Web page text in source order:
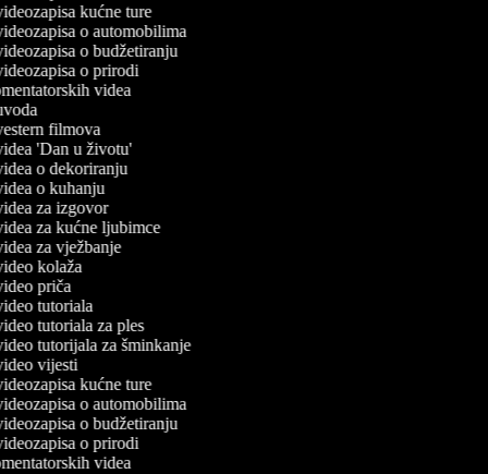
kućne ture
o automobilima
o budžetiranju
o prirodi
videa
filmova
'Dan u životu'
o dekoriranju
o kuhanju
za izgovor
za kućne ljubimce
za vježbanje
kolaža
priča
tutoriala
tutoriala za ples
tutorijala za šminkanje
vijesti
kućne ture
o automobilima
o budžetiranju
o prirodi
videa